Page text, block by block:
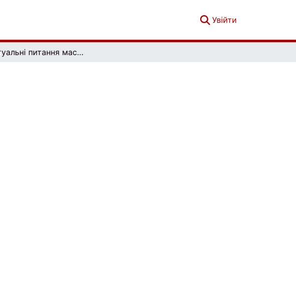
Увійти
Актуальні питання масової комунікації. Випуск 34